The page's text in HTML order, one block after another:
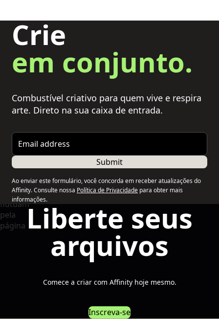
Crie
em conjunto.
Combustível criativo para quem vive e respira
arte. Direto na sua caixa de entrada.
Email address
Submit
Ao enviar este formulário, você concorda em receber atualizações do
Affinity. Consulte nossa Política de Privacidade para obter mais
informações.
Liberte seus
arquivos
Comece a criar com Affinity hoje mesmo.
Inscreva-se